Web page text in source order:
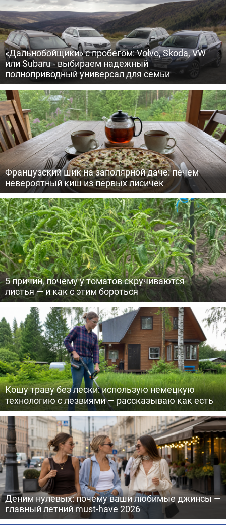
«Дальнобойщики» с пробегом: Volvo, Skoda, VW
или Subaru - выбираем надежный
полноприводный универсал для семьи
Французский шик на заполярной даче: печем
невероятный киш из первых лисичек
5 причин, почему у томатов скручиваются
листья — и как с этим бороться
Кошу траву без лески: использую немецкую
технологию с лезвиями — рассказываю как есть
Деним нулевых: почему ваши любимые джинсы —
главный летний must-have 2026